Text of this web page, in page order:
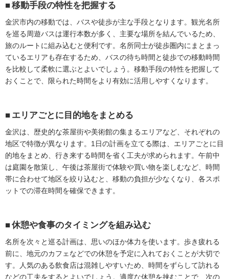
移動手段の特性を把握する
金沢市内の移動では、バスや徒歩が主な手段となります。観光名所
を巡る周遊バスは運行本数が多く、主要な場所を結んでいるため、
旅のルートに組み込むと便利です。名所同士が徒歩圏内にまとまっ
ているエリアも存在するため、バスの待ち時間と徒歩での移動時間
を比較して柔軟に選ぶとよいでしょう。移動手段の特性を把握して
おくことで、限られた時間をより有効に活用しやすくなります。
エリアごとに目的地をまとめる
金沢は、歴史的な茶屋街や美術館の集まるエリアなど、それぞれの
地区で特徴が異なります。1日の計画を立てる際は、エリアごとに目
的地をまとめ、行き来する時間を省く工夫が求められます。午前中
は庭園を散策し、午後は茶屋街で体験や買い物を楽しむなど、時間
帯に合わせて地区を絞り込むと、移動の負担が少なくなり、各スポ
ットでの滞在時間を確保できます。
休憩や食事のタイミングを組み込む
名所を次々と巡る計画は、思いのほか体力を使います。歩き疲れる
前に、地元のカフェなどでの休憩を予定に入れておくことが大切で
す。人気のある飲食店は混雑しやすいため、時間をずらして訪れる
などの工夫をするとよいでしょう。適度な休憩を挟むことで、次の